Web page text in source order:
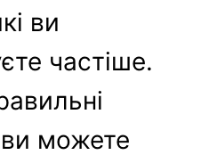
ви
частіше.
можете